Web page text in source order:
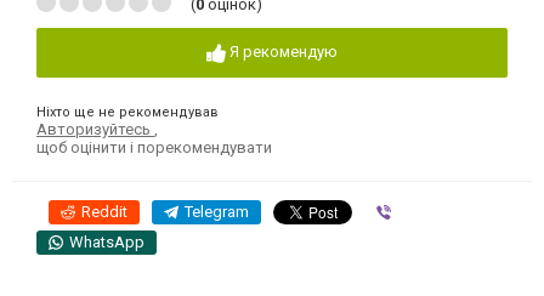
(0 оцінок)
Я рекомендую
Ніхто ще не рекомендував
Авторизуйтесь
щоб оцінити і порекомендувати
Reddit Telegram
WhatsApp